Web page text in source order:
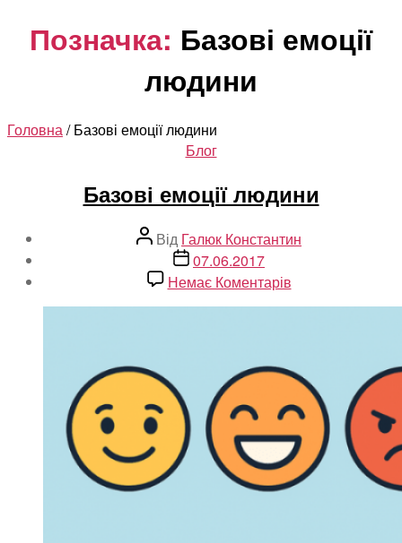
Позначка: Базові емоції
людини
Головна/ Базові емоції людини
Категорії
Блог
Базові емоції людини
Автор
запису
Від Галюк Константин
Дата
запису
07.06.2017
Немає Коментарівдо